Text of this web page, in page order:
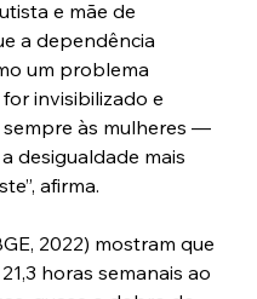
e mãe de
a dependência
um problema
invisibilizado e
às mulheres —
desigualdade mais
afirma.
2022) mostram que
horas semanais ao